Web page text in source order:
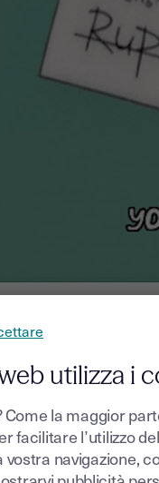
all'estero, potreste
(permessi di
finanziarie.
la tua firma in un
utilizza i
Come la maggior
facilitare l’utilizzo
vostra navigazione,